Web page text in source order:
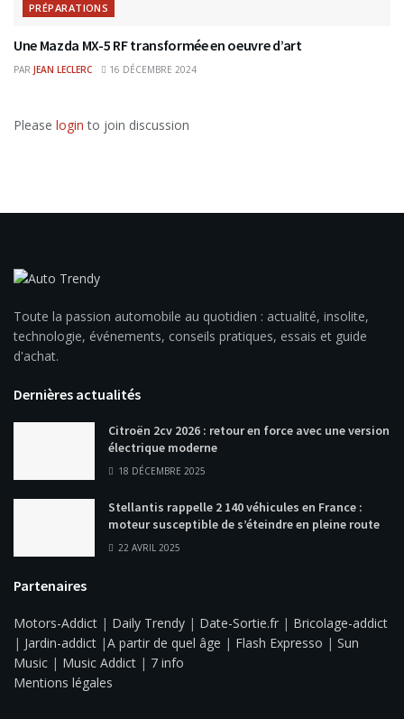
PRÉPARATIONS
Une Mazda MX-5 RF transformée en oeuvre d’art
PAR JEAN LECLERC 16 DÉCEMBRE 2024
Please login to join discussion
Toute la passion automobile au quotidien : actualité, insolite,
technologie, événements, conseils pratiques, essais et guide
d'achat.
Dernières actualités
Citroën 2cv 2026 : retour en force avec une version
électrique moderne
18 DÉCEMBRE 2025
Stellantis rappelle 2 140 véhicules en France :
moteur susceptible de s’éteindre en pleine route
22 AVRIL 2025
Partenaires
Motors-Addict | Daily Trendy | Date-Sortie.fr | Bricolage-addict
| Jardin-addict |A partir de quel âge | Flash Expresso | Sun
Music | Music Addict | 7 info
Mentions légales